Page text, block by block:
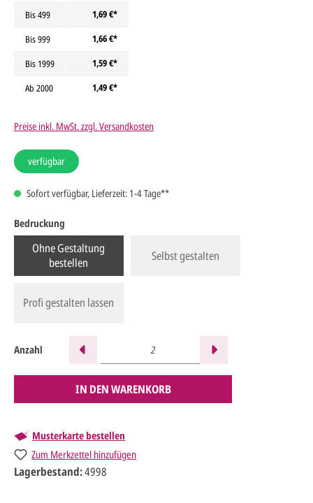
Bis499
1,69 €*
Bis999
1,66 €*
Bis 1999
1,59 €*
Ab 2000 1,49 €*
Preise inkl. MwSt. zzgl. Versandkosten
verfügbar
Sofort verfügbar, Lieferzeit: 1-4 Tage**
Bedruckung
Ohne Gestaltung
bestellen
Selbst gestalten
Profi gestalten lassen
Anzahl
IN DEN WARENKORB
Musterkarte bestellen
Zum Merkzettel hinzufügen
Lagerbestand:4998